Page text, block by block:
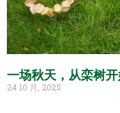
一场秋天，从栾树
24 10 月, 2025